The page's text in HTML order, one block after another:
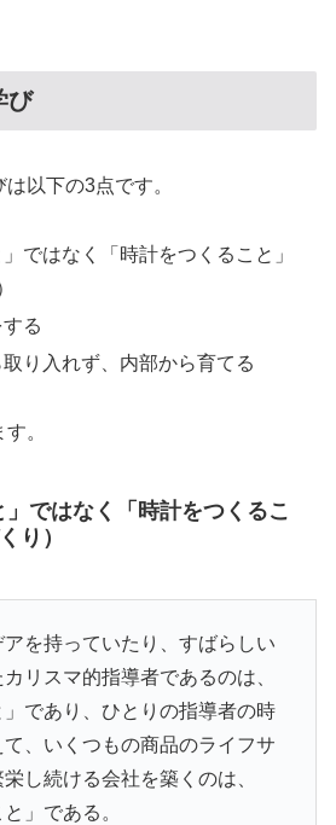
び
以下の3点です。
」ではなく「時計をつくること」
る
り入れず、内部から育てる
。
」ではなく「時計をつくるこ
り）
を持っていたり、すばらしい
リスマ的指導者であるのは、
」であり、ひとりの指導者の時
、いくつもの商品のライフサ
し続ける会社を築くのは、
」である。